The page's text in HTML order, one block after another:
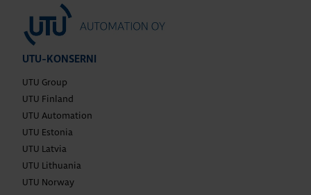
UTU-KONSERNI
UTU Group
UTU Finland
UTU Automation
UTU Estonia
UTU Latvia
UTU Lithuania
UTU Norway